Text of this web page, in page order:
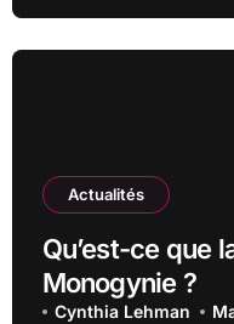
Actualités
Qu’est-ce que
Monogynie ?
Cynthia Lehman